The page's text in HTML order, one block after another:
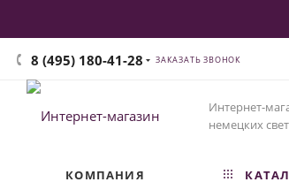
8 (495) 180-41-28 ЗАКАЗАТЬ ЗВОНОК
Интернет-
немецких
КОМПАНИЯ